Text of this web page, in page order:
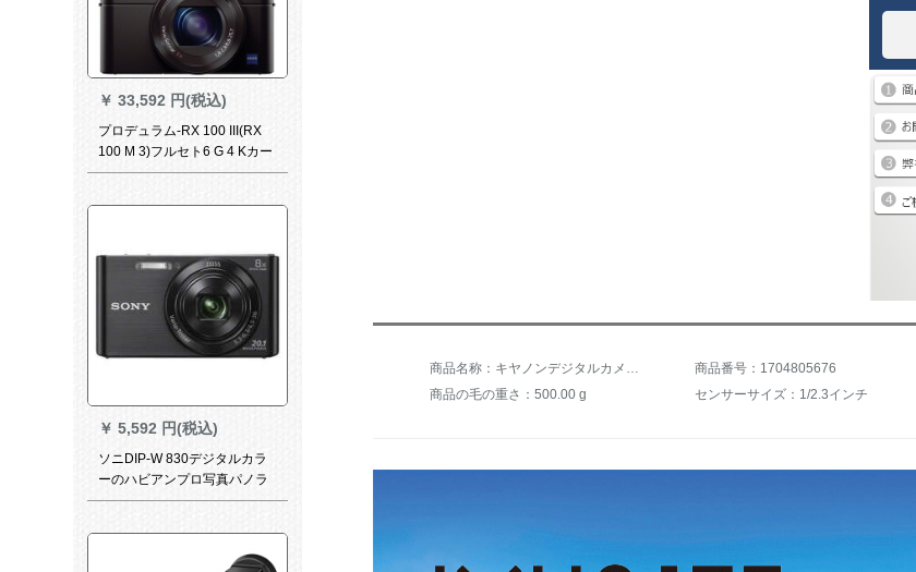
￥ 33,592 円(税込)
プロデュラム-RX 100 III(RX
100 M 3)フルセト6 G 4 Kカー
ド+オリジナ1電池+ソルジッ
￥ 5,592 円(税込)
ソニDIP-W 830デジタルカラ
ーのハビアンプロ写真パノラ
メジャ写真美化ソニの黒の公
商品名称：キヤノンデジタルカメラIXUS 175/185/285 HSデジタルカメラIXUS 175シルバーセット1 商品番号：1704805676
商品の毛の重さ：500.00 g
センサーサイズ：1/2.3インチ